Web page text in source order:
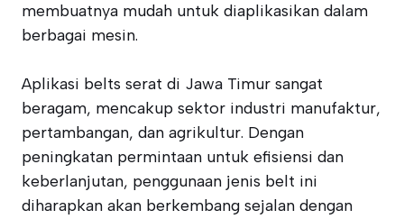
membuatnya mudah untuk diaplikasikan dalam
berbagai mesin.
Aplikasi belts serat di Jawa Timur sangat
beragam, mencakup sektor industri manufaktur,
pertambangan, dan agrikultur. Dengan
peningkatan permintaan untuk efisiensi dan
keberlanjutan, penggunaan jenis belt ini
diharapkan akan berkembang sejalan dengan